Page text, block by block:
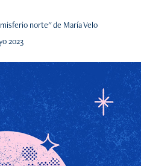
norte" de María Velo
2023